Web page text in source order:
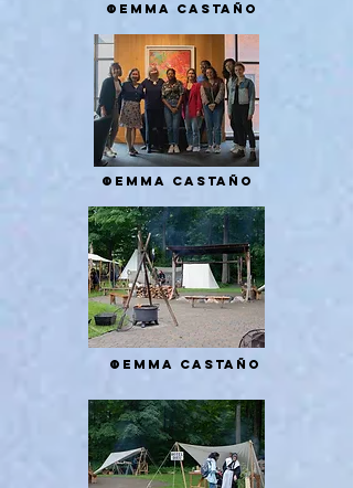
©Emma Castaño
©Emma Castaño
©Emma Castaño